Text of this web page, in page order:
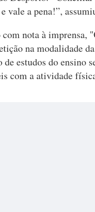
vale a pena!”,
nota à imprensa,
na modalidade
de estudos do ensino
com a atividade